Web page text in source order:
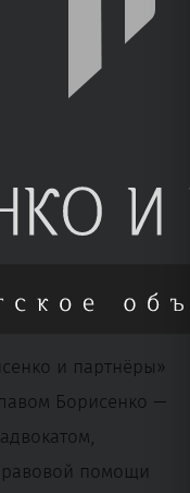
и партнёры»
Борисенко —
помощи